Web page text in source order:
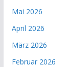
Mai 2026
April 2026
März 2026
Februar 2026